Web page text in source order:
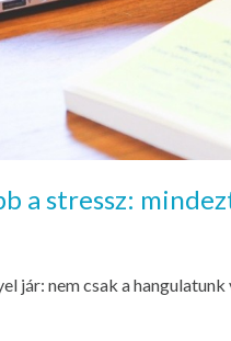
a stressz:
jár: nem csak a